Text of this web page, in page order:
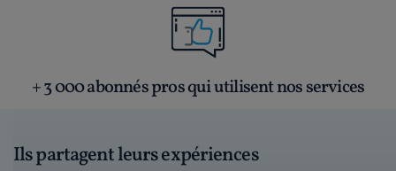
+ 3 000 abonnés pros qui utilisent nos services
Ils partagent leurs expériences